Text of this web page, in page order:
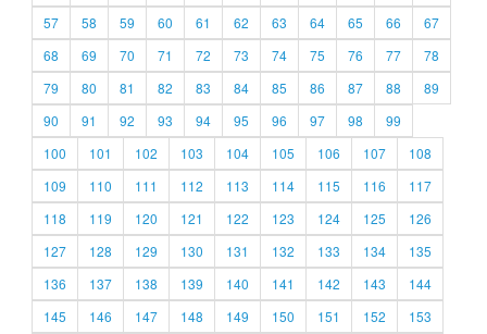
57
58 59 60 61 62 63 64 65 66
67
68
69 70 71 72 73 74 75 76 77
78
79
80 81 82 83 84 85 86 87 88
89
90
91 92 93 94 95 96 97 98
99
100
101 102 103 104 105 106 107
108
109
110 111 112 113 114 115 116
117
118
119 120 121 122 123 124 125
126
127
128 129 130 131 132 133 134
135
136
137 138 139 140 141 142 143
144
145
146 147 148 149 150 151 152
153